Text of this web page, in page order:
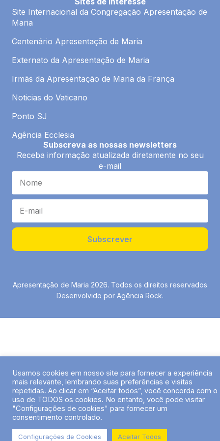
b
o
k
a
g
a
Site Internacional da Congregação Apresentação de
Maria
Centenário Apresentação de Maria
Externato da Apresentação de Maria
Irmãs da Apresentação de Maria da França
Noticias do Vaticano
Ponto SJ
Agência Ecclesia
Subscreva as nossas newsletters
Receba informação atualizada diretamente no seu
e-mail
Subscrever
Apresentação de Maria 2026. Todos os direitos reservados
Desenvolvido por Agência Rock.
Usamos cookies em nosso site para fornecer a experiência
mais relevante, lembrando suas preferências e visitas
repetidas. Ao clicar em “Aceitar todos”, você concorda com o
uso de TODOS os cookies. No entanto, você pode visitar
"Configurações de cookies" para fornecer um
consentimento controlado.
Configurações de Cookies Aceitar Todos